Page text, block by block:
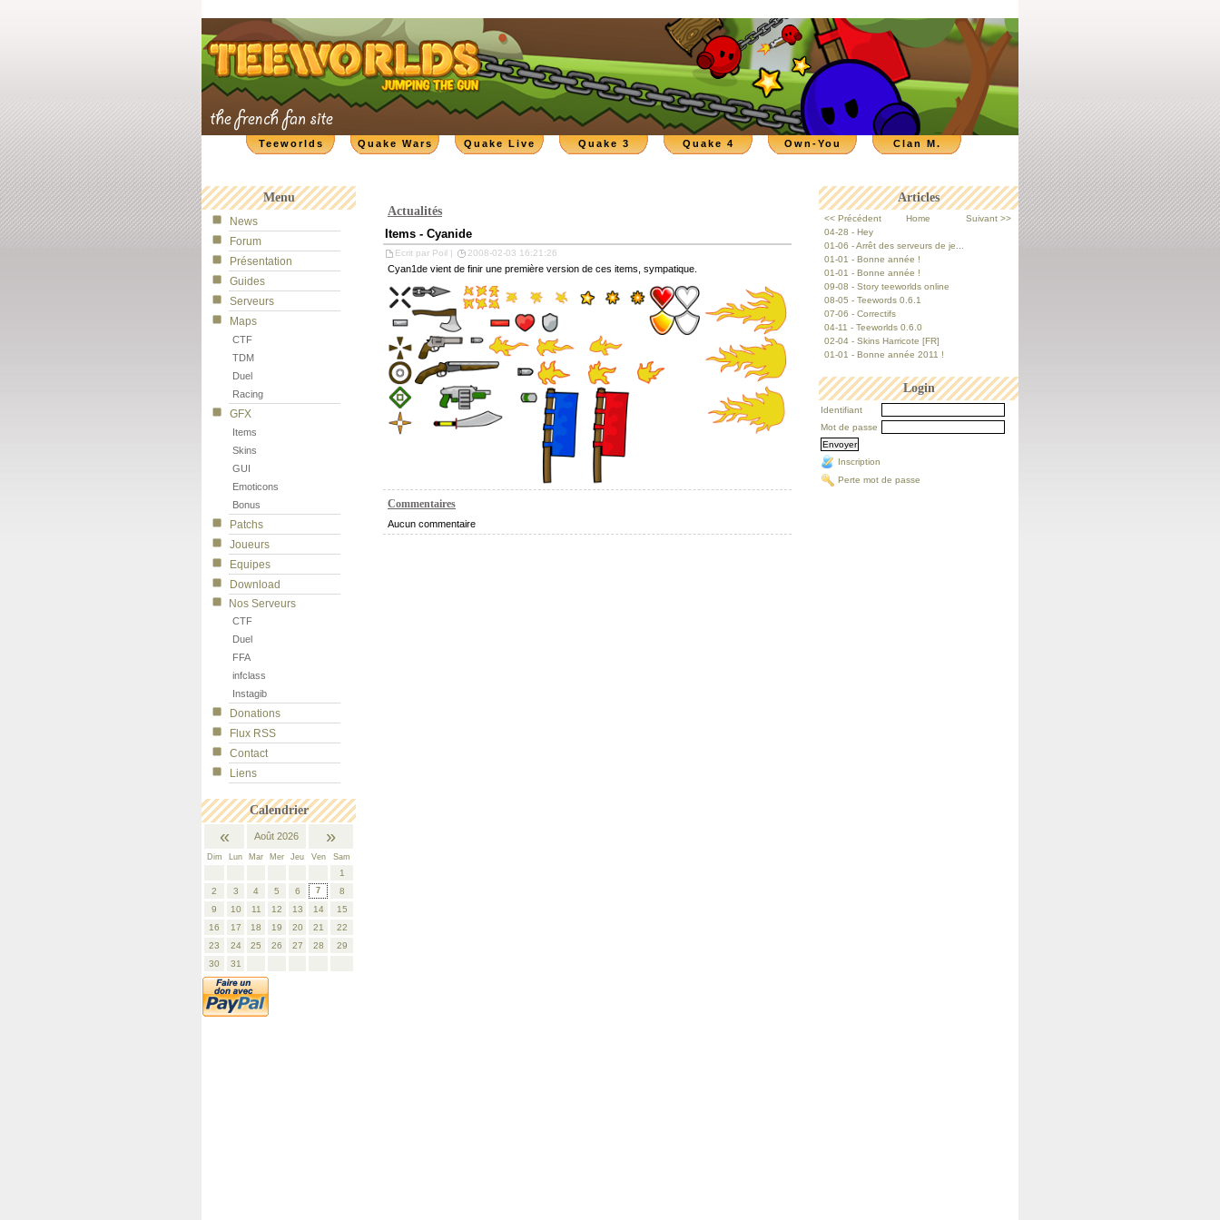
Clan M.
Own-You
Quake 4
Quake 3
Quake Live
Quake Wars
Teeworlds
Menu
News
Forum
Présentation
Guides
Serveurs
Maps
CTF
TDM
Duel
Racing
GFX
Items
Skins
GUI
Emoticons
Bonus
Patchs
Joueurs
Equipes
Download
Nos Serveurs
CTF
Duel
FFA
infclass
Instagib
Donations
Flux RSS
Contact
Liens
Calendrier
« Août 2026 »
Dim Lun Mar Mer Jeu Ven Sam
1
2
3 4 5 6 7
8
9
10 11 12 13 14
15
16
17 18 19 20 21
22
23
24 25 26 27 28
29
30
31
Articles
<< Précédent Home
Suivant >>
04-28 - Hey
01-06 - Arrêt des serveurs de je...
01-01 - Bonne année !
01-01 - Bonne année !
09-08 - Story teeworlds online
08-05 - Teewords 0.6.1
07-06 - Correctifs
04-11 - Teeworlds 0.6.0
02-04 - Skins Harricote [FR]
01-01 - Bonne année 2011 !
Login
Identifiant
Mot de passe
Inscription
Perte mot de passe
Actualités
Items - Cyanide
Ecrit par Poil | 2008-02-03 16:21:26
Cyan1de vient de finir une première version de ces items, sympatique.
Commentaires
Aucun commentaire